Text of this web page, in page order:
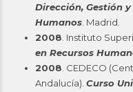
Dirección, Gestión
Humanos. Madrid.
2008 . Instituto
en Recursos
2008 . CEDECO
Andalucía). Curso